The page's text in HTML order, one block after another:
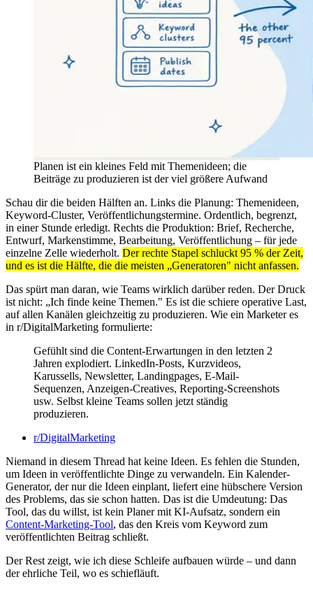
Planen ist ein kleines Feld mit Themenideen; die
Beiträge zu produzieren ist der viel größere Aufwand
Schau dir die beiden Hälften an. Links die Planung: Themenideen,
Keyword-Cluster, Veröffentlichungstermine. Ordentlich, begrenzt,
in einer Stunde erledigt. Rechts die Produktion: Brief, Recherche,
Entwurf, Markenstimme, Bearbeitung, Veröffentlichung – für jede
einzelne Zelle wiederholt. Der rechte Stapel schluckt 95 % der Zeit,
und es ist die Hälfte, die die meisten „Generatoren" nicht anfassen.
Das spürt man daran, wie Teams wirklich darüber reden. Der Druck
ist nicht: „Ich finde keine Themen." Es ist die schiere operative Last,
auf allen Kanälen gleichzeitig zu produzieren. Wie ein Marketer es
in r/DigitalMarketing formulierte:
Gefühlt sind die Content-Erwartungen in den letzten 2
Jahren explodiert. LinkedIn-Posts, Kurzvideos,
Karussells, Newsletter, Landingpages, E-Mail-
Sequenzen, Anzeigen-Creatives, Reporting-Screenshots
usw. Selbst kleine Teams sollen jetzt ständig
produzieren.
r/DigitalMarketing
Niemand in diesem Thread hat keine Ideen. Es fehlen die Stunden,
um Ideen in veröffentlichte Dinge zu verwandeln. Ein Kalender-
Generator, der nur die Ideen einplant, liefert eine hübschere Version
des Problems, das sie schon hatten. Das ist die Umdeutung: Das
Tool, das du willst, ist kein Planer mit KI-Aufsatz, sondern ein
Content-Marketing-Tool, das den Kreis vom Keyword zum
veröffentlichten Beitrag schließt.
Der Rest zeigt, wie ich diese Schleife aufbauen würde – und dann
der ehrliche Teil, wo es schiefläuft.